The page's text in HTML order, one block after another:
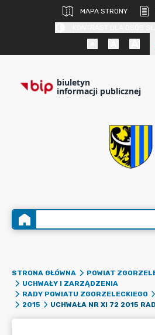
MAPA STRONY
biuletyn
informacji publicznej
STRONA GŁÓWNA
POWIAT
UCHWAŁY I ZARZĄDZENIA
RADY POWIATU ZGORZELECKIEGO
2015